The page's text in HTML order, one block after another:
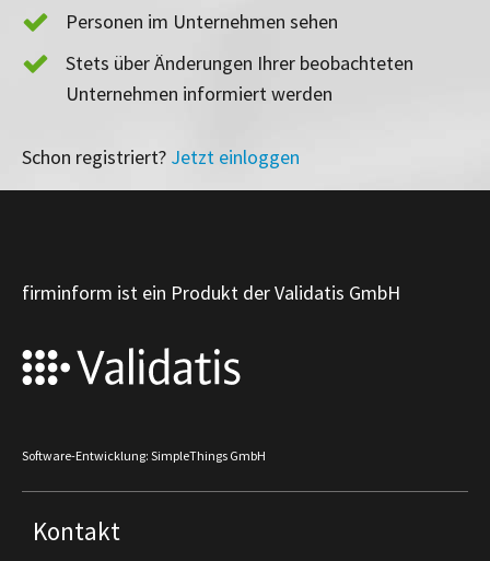
Personen im Unternehmen sehen
Stets über Änderungen Ihrer beobachteten
Unternehmen informiert werden
Schon registriert? Jetzt einloggen
firminform ist ein Produkt der Validatis GmbH
Software-Entwicklung: SimpleThings GmbH
Kontakt